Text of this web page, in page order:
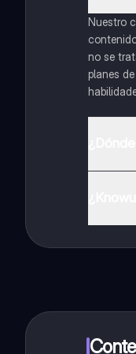
Nuestro
no se
planes